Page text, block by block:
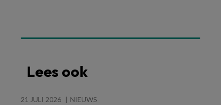
Lees ook
21 JULI 2026 NIEUWS